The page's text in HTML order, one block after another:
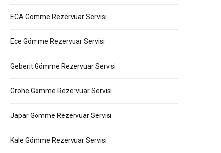
ECA Gömme Rezervuar Servisi
Ece Gömme Rezervuar Servisi
Geberit Gömme Rezervuar Servisi
Grohe Gömme Rezervuar Servisi
Japar Gömme Rezervuar Servisi
Kale Gömme Rezervuar Servisi